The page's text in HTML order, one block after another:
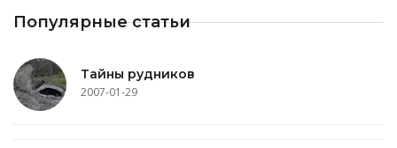
Популярные статьи
Тайны рудников
2007-01-29